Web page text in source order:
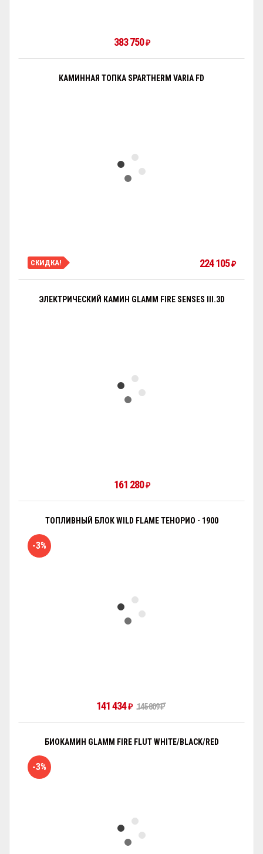
383 750₽
КАМИННАЯ ТОПКА SPARTHERM VARIA FD
СКИДКА! 224 105₽
ЭЛЕКТРИЧЕСКИЙ КАМИН GLAMM FIRE SENSES III.3D
161 280₽
ТОПЛИВНЫЙ БЛОК WILD FLAME ТЕНОРИО - 1900
-3%
141 434₽ 145 809₽
БИОКАМИН GLAMM FIRE FLUT WHITE/BLACK/RED
-3%